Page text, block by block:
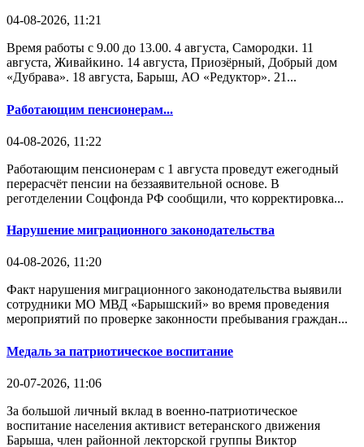
04-08-2026, 11:21
Время работы с 9.00 до 13.00. 4 августа, Самородки. 11
августа, Живайкино. 14 августа, Приозёрный, Добрый дом
«Дубрава». 18 августа, Барыш, АО «Редуктор». 21...
Работающим пенсионерам...
04-08-2026, 11:22
Работающим пенсионерам с 1 августа проведут ежегодный
перерасчёт пенсии на беззаявительной основе. В
реготделении Соцфонда РФ сообщили, что корректировка...
Нарушение миграционного законодательства
04-08-2026, 11:20
Факт нарушения миграционного законодательства выявили
сотрудники МО МВД «Барышский» во время проведения
мероприятий по проверке законности пребывания граждан...
Медаль за патриотическое воспитание
20-07-2026, 11:06
За большой личный вклад в военно-патриотическое
воспитание населения активист ветеранского движения
Барыша, член районной лекторской группы Виктор